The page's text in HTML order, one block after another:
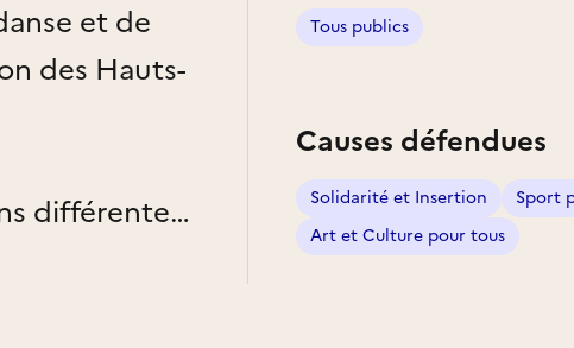
et de
des Hauts-
différentes
à
Tous publics
Causes défendues
Solidarité et Insertion
Sport
Art et Culture pour tous